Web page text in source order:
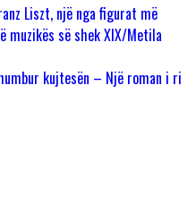
Liszt, një nga figurat më
muzikës së shek XIX/Metila
kujtesën – Një roman i ri